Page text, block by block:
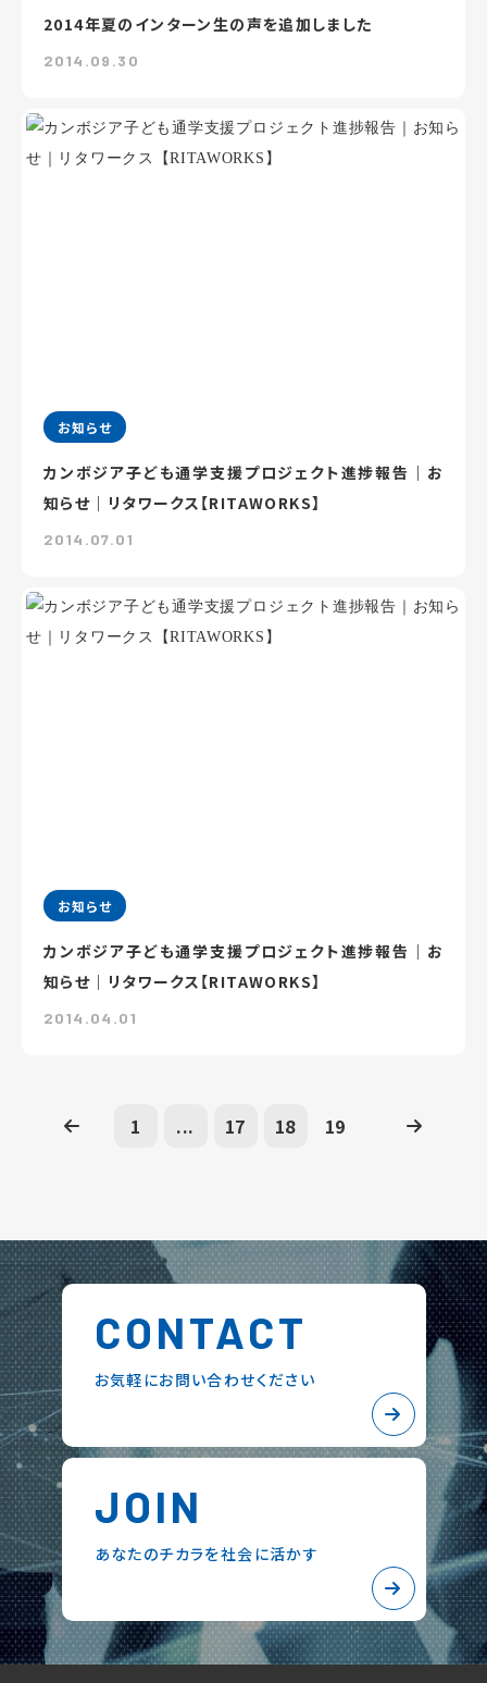
2014年夏のインターン生の声を追加しました
2014.09.30
お知らせ
カンボジア子ども通学支援プロジェクト進捗報告｜お
知らせ｜リタワークス【RITAWORKS】
2014.07.01
お知らせ
カンボジア子ども通学支援プロジェクト進捗報告｜お
知らせ｜リタワークス【RITAWORKS】
2014.04.01
1 ... 17 18 19
CONTACT
お気軽にお問い合わせください
JOIN
あなたのチカラを社会に活かす